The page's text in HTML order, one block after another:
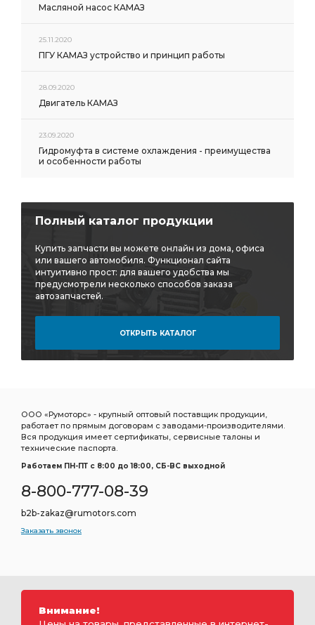
Масляной насос КАМАЗ
25.11.2020
ПГУ КАМАЗ устройство и принцип работы
28.09.2020
Двигатель КАМАЗ
23.09.2020
Гидромуфта в системе охлаждения - преимущества
и особенности работы
Полный каталог продукции
Купить запчасти вы можете онлайн из дома, офиса
или вашего автомобиля. Функционал сайта
интуитивно прост: для вашего удобства мы
предусмотрели несколько способов заказа
автозапчастей.
ОТКРЫТЬ КАТАЛОГ
ООО «Румоторс» - крупный оптовый поставщик продукции,
работает по прямым договорам с заводами-производителями.
Вся продукция имеет сертификаты, сервисные талоны и
технические паспорта.
Работаем ПН-ПТ c 8:00 до 18:00, СБ-ВС выходной
8-800-777-08-39
b2b-zakaz@rumotors.com
Заказать звонок
Внимание!